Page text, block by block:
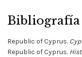
Bibliografía
Republic of Cyprus.
Republic of Cyprus.